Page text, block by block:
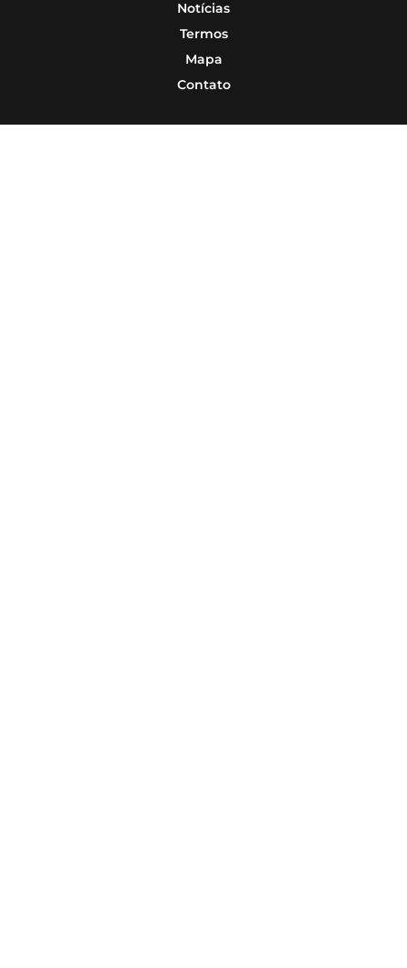
Notícias
Termos
Mapa
Contato